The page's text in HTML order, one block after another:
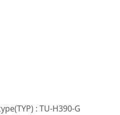
: TU-H390-G